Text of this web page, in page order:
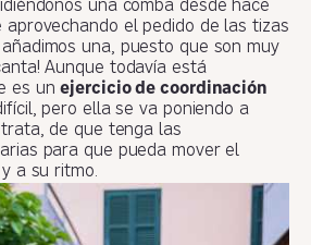
una comba desde hace
aprovechando el pedido de las tizas
una, puesto que son muy
Aunque todavía está
es unejercicio de coordinación
pero ella se va poniendo a
de que tenga las
para que pueda mover el
a su ritmo.